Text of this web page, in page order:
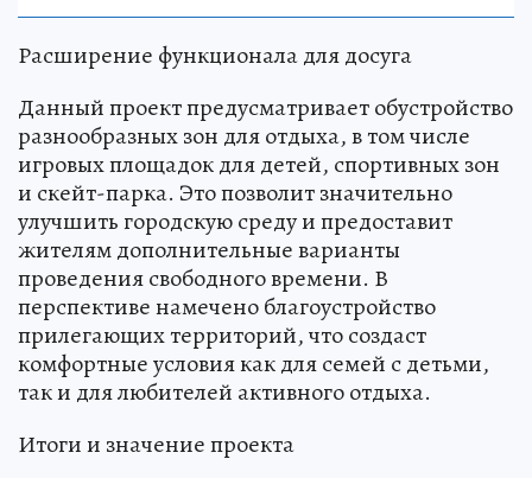
Расширение функционала для досуга
Данный проект предусматривает обустройство
разнообразных зон для отдыха, в том числе
игровых площадок для детей, спортивных зон
и скейт-парка. Это позволит значительно
улучшить городскую среду и предоставит
жителям дополнительные варианты
проведения свободного времени. В
перспективе намечено благоустройство
прилегающих территорий, что создаст
комфортные условия как для семей с детьми,
так и для любителей активного отдыха.
Итоги и значение проекта